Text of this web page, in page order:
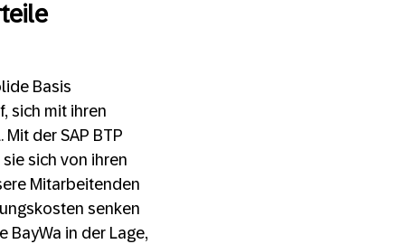
Basis
sich mit ihren
der SAP BTP
sich von ihren
Mitarbeitenden
senken
BayWa in der Lage,